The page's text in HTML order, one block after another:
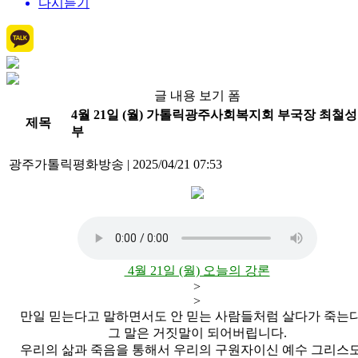
다시듣기
글 내용 보기 폼
제목
4월 21일 (월) 가톨릭광주사회복지회 부국장 최철성
부
광주가톨릭평화방송 | 2025/04/21 07:53
4월 21일 (월) 오늘의 강론
>
>
만일 믿는다고 말하면서도 안 믿는 사람들처럼 살다가 죽는
그 말은 거짓말이 되어버립니다.
우리의 삶과 죽음을 통해서 우리의 구원자이신 예수 그리스